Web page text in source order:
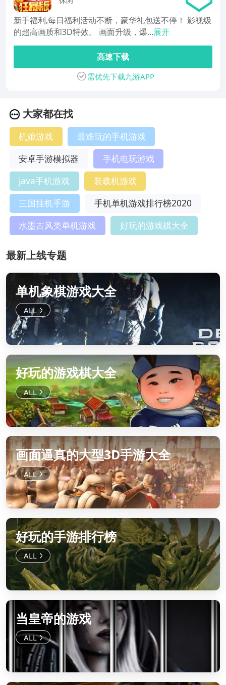
新手福利,每日福利活动不断，豪华礼包送不停！ 影视级
的超高画质和3D特效。 画面升级，爆...展开
高速下载
需优先下载九游APP
大家都在找
机娘游戏
最难玩的手机游戏
安卓手游模拟器
手机电玩游戏
java手机游戏
装载机游戏
三国挂机手游
手机单机游戏排行榜2020
水墨古风类单机游戏
好玩的游戏棋大全
最新上线专题
单机象棋游戏大全
好玩的游戏棋大全
画面逼真的大型3D手游大全
好玩的手游排行榜
当皇帝的游戏